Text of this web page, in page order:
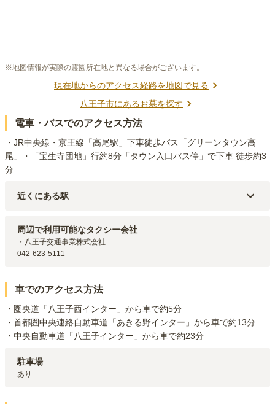
※地図情報が実際の霊園所在地と異なる場合がございます。
現在地からのアクセス経路を地図で見る
八王子市にあるお墓を探す
電車・バスでのアクセス方法
・JR中央線・京王線「高尾駅」下車徒歩バス「グリーンタウン高
尾」・「宝生寺団地」行約8分「タウン入口バス停」で下車 徒歩約3
分
近くにある駅
京王高尾線
高尾山口駅（5.3km）
JR中央本線(東京～塩尻)
西八王子
京王高尾線
めじろ台
周辺で利用可能なタクシー会社
・八王子交通事業株式会社
042-623-5111
車でのアクセス方法
・圏央道「八王子西インター」から車で約5分
・首都圏中央連絡自動車道「あきる野インター」から車で約13分
・中央自動車道「八王子インター」から車で約23分
駐車場
あり